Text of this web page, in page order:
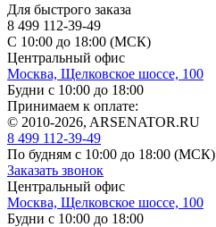
Для быстрого заказа
8 499 112-39-49
С 10:00 до 18:00 (МСК)
Центральный офис
Москва, Щелковское шоссе, 100
Будни с 10:00 до 18:00
Принимаем к оплате:
© 2010-2026, ARSENATOR.RU
8 499 112-39-49
По будням с 10:00 до 18:00 (МСК)
Заказать звонок
Центральный офис
Москва, Щелковское шоссе, 100
Будни с 10:00 до 18:00